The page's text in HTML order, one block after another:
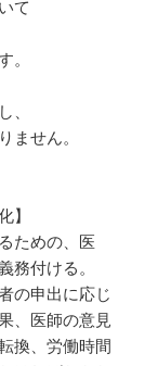
て
。
、
ません。
】
ための、医
務付ける。
の申出に応じ
、医師の意見
換、労働時間